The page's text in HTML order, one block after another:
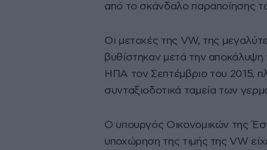
από το σκάνδαλο παραποίησης
Οι μετοχές της VW, της
βυθίστηκαν μετά την αποκάλυψη
ΗΠΑ τον Σεπτέμβριο του 2015,
συνταξιοδοτικά ταμεία των
Ο υπουργός Οικονομικών της
υποχώρηση της τιμής της VW